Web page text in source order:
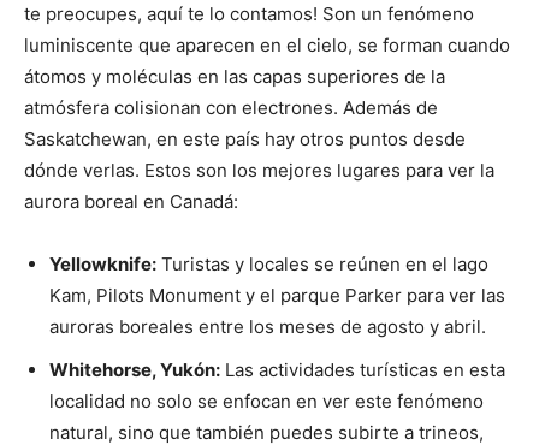
te preocupes, aquí te lo contamos! Son un fenómeno
luminiscente que aparecen en el cielo, se forman cuando
átomos y moléculas en las capas superiores de la
atmósfera colisionan con electrones. Además de
Saskatchewan, en este país hay otros puntos desde
dónde verlas. Estos son los mejores lugares para ver la
aurora boreal en Canadá:
Yellowknife: Turistas y locales se reúnen en el lago
Kam, Pilots Monument y el parque Parker para ver las
auroras boreales entre los meses de agosto y abril.
Whitehorse, Yukón: Las actividades turísticas en esta
localidad no solo se enfocan en ver este fenómeno
natural, sino que también puedes subirte a trineos,